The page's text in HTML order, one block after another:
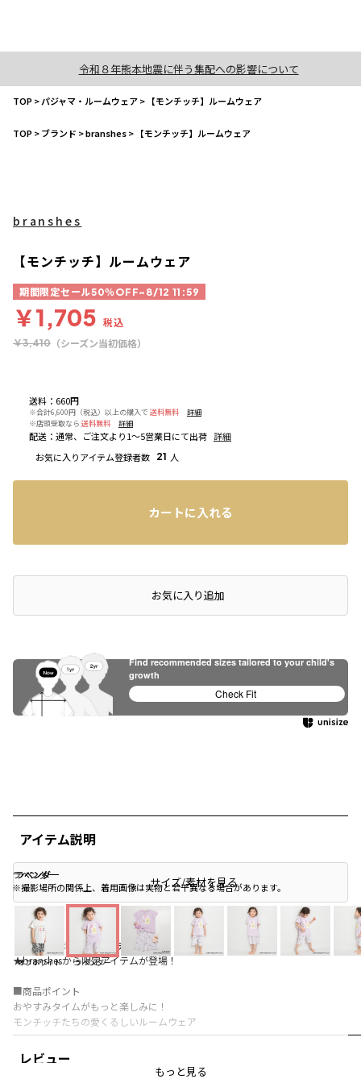
令和８年熊本地震に伴う集配への影響について
TOP>パジャマ・ルームウェア> 【モンチッチ】ルームウェア
TOP>ブランド >branshes> 【モンチッチ】ルームウェア
ラベンダー
※撮影場所の関係上、着用画像は実物と若干異なる場合があります。
ラベンダー
ラベンダー
オフホワイト ラベンダー
レビュー
送料 ： 660円
※合計6,600円（税込）以上の購入で 送料無料
詳細
※店頭受取なら 送料無料 詳細
配送 ： 通常、ご注文より1～5営業日にて出荷 詳細
お気に入りアイテム登録者数 21 人
branshes
【モンチッチ】ルームウェア
期間限定セール50％OFF~8/12 11:59
￥1,705 税込
￥3,410 （シーズン当初価格）
カートに入れる
店頭在庫を確認するお気に入り追加
アイテム説明
サイズ/素材を見る
【Monchhichi/モンチッチ】
★branshesから限定アイテムが登場！
■商品ポイント
おやすみタイムがもっと楽しみに！
モンチッチたちの愛くるしいルームウェア
ポップなカラーリングの『Monchhichi COLORS』
カラフルでポップな『スウィートロリポップ』
もっと見る
Find recommended sizes tailored to your child's
growth
Check Fit